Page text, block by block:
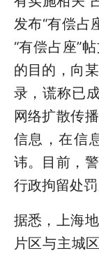
发布“有偿占
“有偿占座”
的目的，向
录，谎称已
网络扩散传
信息，在信
讳。目前，
行政拘留处罚
据悉，上海
片区与主城